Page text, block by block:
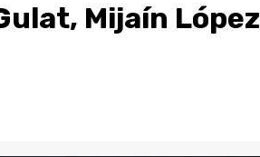
Mijaín López